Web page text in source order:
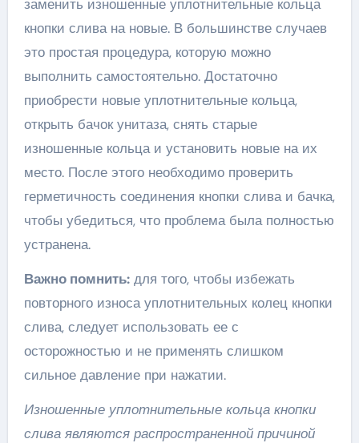
заменить изношенные уплотнительные кольца
кнопки слива на новые. В большинстве случаев
это простая процедура, которую можно
выполнить самостоятельно. Достаточно
приобрести новые уплотнительные кольца,
открыть бачок унитаза, снять старые
изношенные кольца и установить новые на их
место. После этого необходимо проверить
герметичность соединения кнопки слива и бачка,
чтобы убедиться, что проблема была полностью
устранена.
Важно помнить:для того, чтобы избежать
повторного износа уплотнительных колец кнопки
слива, следует использовать ее с
осторожностью и не применять слишком
сильное давление при нажатии.
Изношенные уплотнительные кольца кнопки
слива являются распространенной причиной